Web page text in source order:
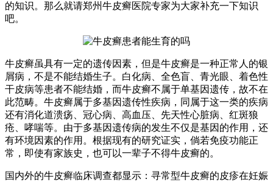
的知识。那么就请郑州牛皮癣医院专家为大家补充一下知识
吧。
牛皮癣虽具有一定的遗传因素，但是牛皮癣是一种正常人的银
屑病，不是不能结婚生子。白化病、全色盲、青光眼、着色性
干皮病等患者不能结婚，而牛皮癣不属于单基因遗传，故不在
此范畴。牛皮癣属于多基因遗传性疾病，同属于这一类的疾病
还有消化道溃疡、冠心病、高血压、先天性心脏病、红斑狼
疮、哮喘等。由于多基因遗传病的发生不仅是基因的作用，还
有环境因素的作用。根据现有的研究证实，倘若免疫功能正
常，即使有家族史，也可以一辈子不得牛皮癣的。
国内外的牛皮癣临床调查都显示：寻常型牛皮癣的皮疹在妊娠